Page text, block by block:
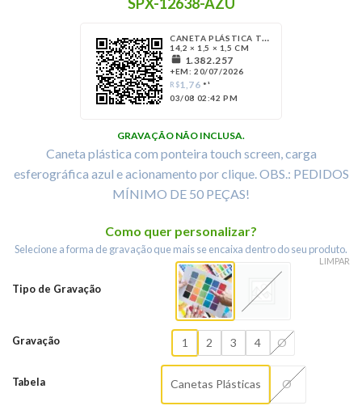
CANETA PLÁSTICA TOUCH
14,2 × 1,5 × 1,5 CM
1.382.257
+EM: 20/07/2026
R$1,76 *¹
03/08 02:42 PM
GRAVAÇÃO NÃO INCLUSA.
Caneta plástica com ponteira touch screen, carga
esferográfica azul e acionamento por clique. OBS.: PEDIDOS
MÍNIMO DE 50 PEÇAS!
Como quer personalizar?
Selecione a forma de gravação que mais se encaixa dentro do seu produto.
Tipo de Gravação
Gravação 1 2 3 4 Ø
Tabela Canetas Plásticas Ø
LIMPAR